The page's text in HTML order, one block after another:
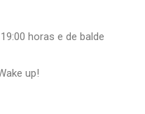
horas e de balde
up!